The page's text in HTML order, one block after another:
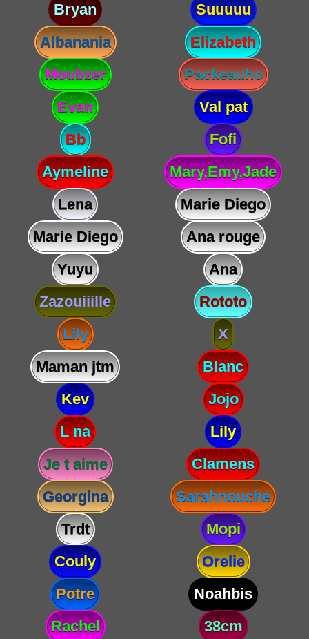
Bryan
Suuuuu
Albanania
Elizabeth
Moubzer
Packeauho
Evan
Val pat
Bb
Fofi
Aymeline
Mary,Emy,Jade
Lena
Marie Diego
Marie Diego
Ana rouge
Yuyu
Ana
Zazouiiille
Rototo
Lily
X
Maman jtm
Blanc
Kev
Jojo
L na
Lily
Je t aime
Clamens
Georgina
Sarahnouche
Trdt
Mopi
Couly
Orelie
Potre
Noahbis
Rachel
38cm